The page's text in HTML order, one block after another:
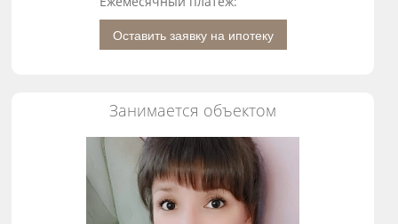
Оставить заявку на ипотеку
Занимается объектом